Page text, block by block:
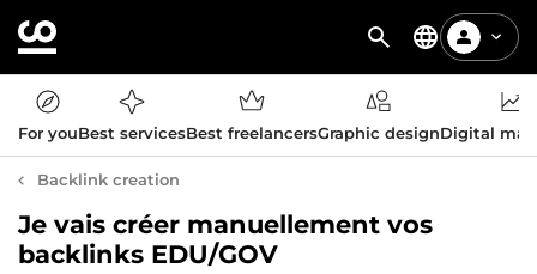
For youBest servicesBest freelancersGraphic designDigital
Backlink creation
Je vais créer manuellement vos
backlinks EDU/GOV